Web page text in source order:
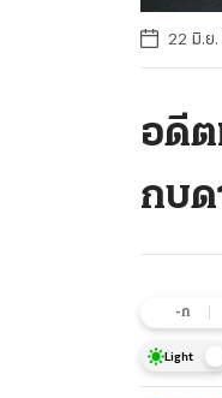
22 มิ.ย.
อดีต
กบด
-ก
Light